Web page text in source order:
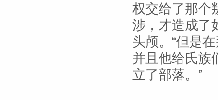
权交给了那个
涉，才造成了
头颅。“但是
并且他给氏族
立了部落。”